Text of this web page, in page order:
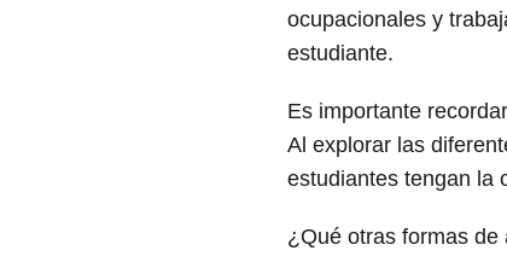
ocupacionales y
estudiante.
Es importante
Al explorar las
estudiantes tengan la
¿Qué otras formas de